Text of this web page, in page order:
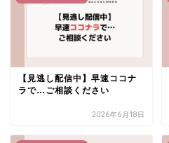
【見逃し配信中】早速ココナ
ラで…ご相談ください
2026年6月18日